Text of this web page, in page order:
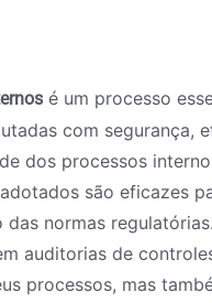
é um processo
com segurança,
dos processos
são eficazes
normas regulatórias.
auditorias de
processos, mas